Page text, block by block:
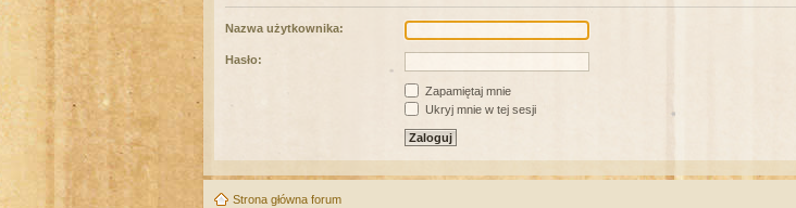
Nazwa użytkownika:
Hasło:
Zapamiętaj mnie
Ukryj mnie w tej sesji
Strona główna forum